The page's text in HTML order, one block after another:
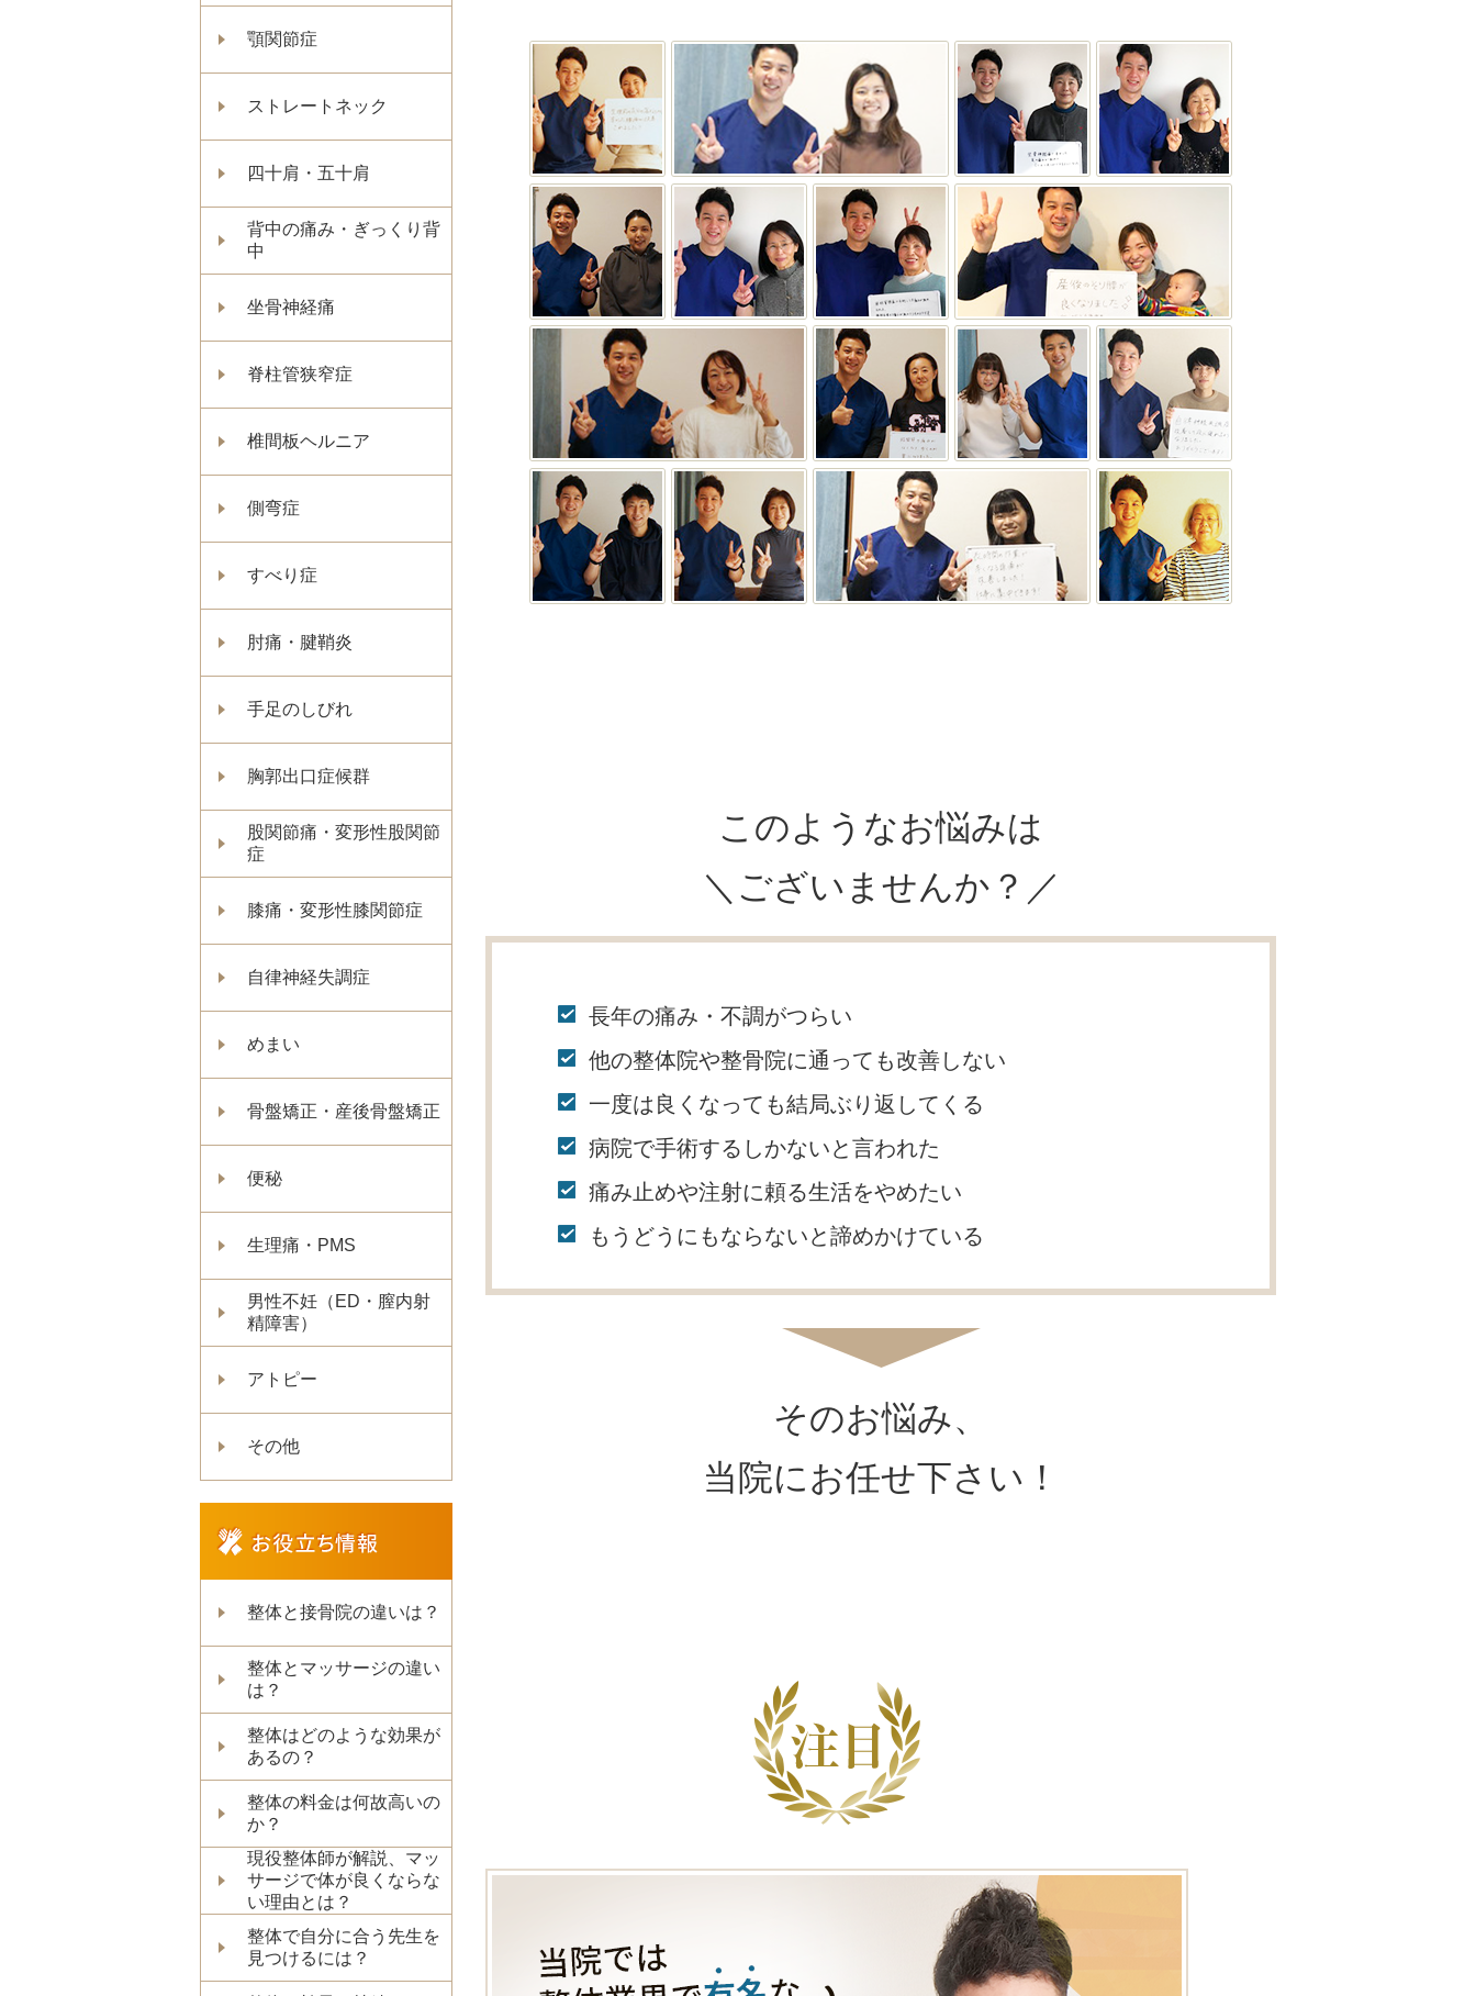
顎関節症
ストレートネック
四十肩・五十肩
背中の痛み・ぎっくり背
中
坐骨神経痛
脊柱管狭窄症
椎間板ヘルニア
側弯症
すべり症
肘痛・腱鞘炎
手足のしびれ
胸郭出口症候群
股関節痛・変形性股関節
症
膝痛・変形性膝関節症
自律神経失調症
めまい
骨盤矯正・産後骨盤矯正
便秘
生理痛・PMS
男性不妊（ED・膣内射
精障害）
アトピー
その他
整体と接骨院の違いは？
整体とマッサージの違い
は？
整体はどのような効果が
あるの？
整体の料金は何故高いの
か？
現役整体師が解説、マッ
サージで体が良くならな
い理由とは？
整体で自分に合う先生を
見つけるには？
このようなお悩みは
＼ございませんか？／
長年の痛み・不調がつらい
他の整体院や整骨院に通っても改善しない
一度は良くなっても結局ぶり返してくる
病院で手術するしかないと言われた
痛み止めや注射に頼る生活をやめたい
もうどうにもならないと諦めかけている
そのお悩み、
当院にお任せ下さい！